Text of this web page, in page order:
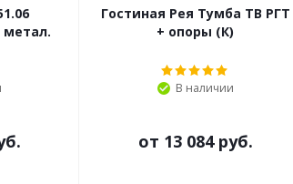
Гостиная Рея Тумба ТВ РГТ
+ опоры (К)
В наличии
от 13 084 руб.